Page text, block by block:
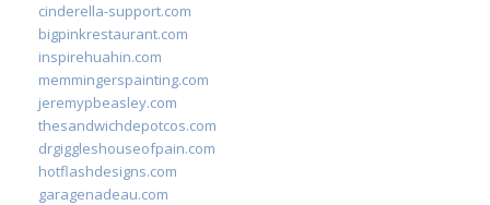
cinderella-support.com
bigpinkrestaurant.com
inspirehuahin.com
memmingerspainting.com
jeremypbeasley.com
thesandwichdepotcos.com
drgiggleshouseofpain.com
hotflashdesigns.com
garagenadeau.com